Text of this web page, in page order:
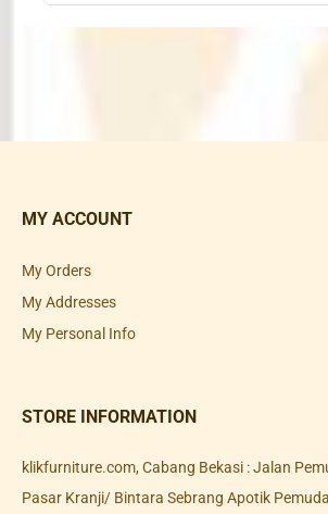
MY ACCOUNT
My Orders
My Addresses
My Personal Info
STORE INFORMATION
klikfurniture.com, Cabang Bekasi : Jalan
Pasar Kranji/ Bintara Sebrang Apotik